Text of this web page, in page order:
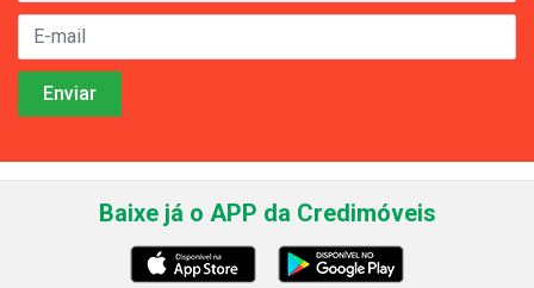
Baixe já o APP da Credimóveis